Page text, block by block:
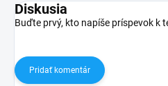
Diskusia
Buďte prvý, kto napíše príspevok k
Pridať komentár